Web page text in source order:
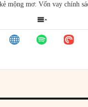
mộng mơ: Vốn vay chính
của việc cho startup vay vốn
đang trở thành “phòng thí
cánh hữu mới
Nhật Bản?
SHOW
LIST